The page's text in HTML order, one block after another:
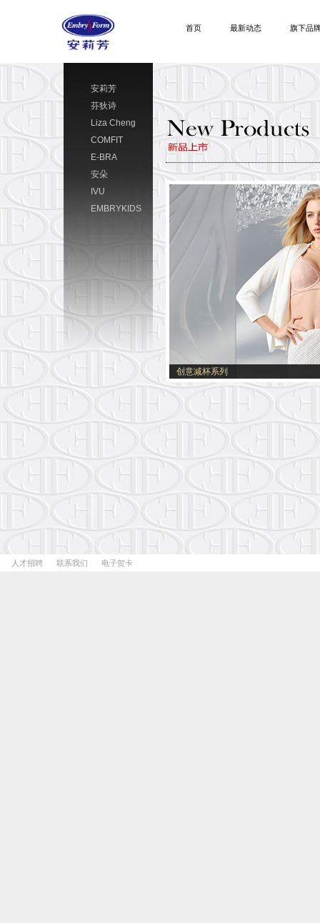
首页 最新动态 旗下品
安莉芳
芬狄诗
Liza Cheng
COMFIT
E-BRA
安朵
IVU
EMBRYKIDS
创意减杯系列
人才招聘 联系我们 电子贺卡